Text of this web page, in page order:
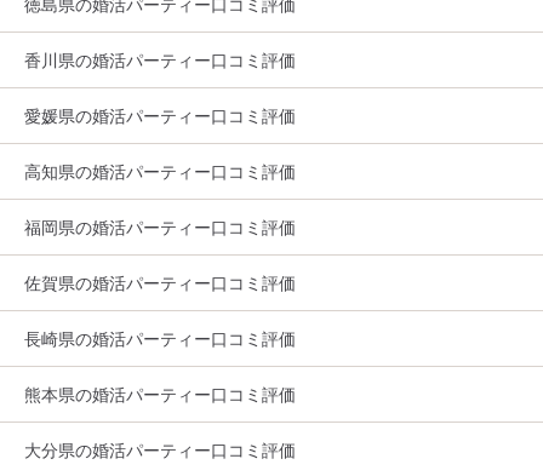
徳島県の婚活パーティー口コミ評価
香川県の婚活パーティー口コミ評価
愛媛県の婚活パーティー口コミ評価
高知県の婚活パーティー口コミ評価
福岡県の婚活パーティー口コミ評価
佐賀県の婚活パーティー口コミ評価
長崎県の婚活パーティー口コミ評価
熊本県の婚活パーティー口コミ評価
大分県の婚活パーティー口コミ評価